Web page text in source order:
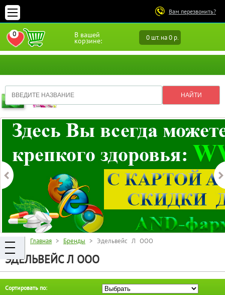
Вам перезвонить?
В вашей
корзине: 0 шт. на 0 р.
0
ПЕРЕЙТИ В ИЗБРАННОЕ
Главная > Бренды > Эдельвейс Л ООО
ЭДЕЛЬВЕЙС Л ООО
Сортировать по: